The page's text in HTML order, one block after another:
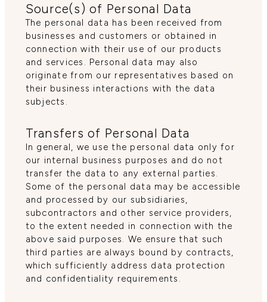
Source(s) of Personal Data
The personal data has been received from
businesses and customers or obtained in
connection with their use of our products
and services. Personal data may also
originate from our representatives based on
their business interactions with the data
subjects.
Transfers of Personal Data
In general, we use the personal data only for
our internal business purposes and do not
transfer the data to any external parties.
Some of the personal data may be accessible
and processed by our subsidiaries,
subcontractors and other service providers,
to the extent needed in connection with the
above said purposes. We ensure that such
third parties are always bound by contracts,
which sufficiently address data protection
and confidentiality requirements.